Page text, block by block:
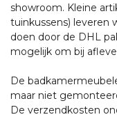
showroom. Kleine
tuinkussens) leveren
doen door de DHL
mogelijk om bij
De
maar niet
De verzendkosten